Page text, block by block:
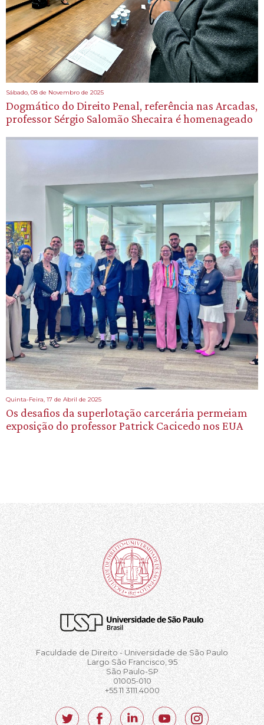
Sábado, 08 de Novembro de 2025
Dogmático do Direito Penal, referência nas Arcadas,
professor Sérgio Salomão Shecaira é homenageado
Quinta-Feira, 17 de Abril de 2025
Os desafios da superlotação carcerária permeiam
exposição do professor Patrick Cacicedo nos EUA
Faculdade de Direito - Universidade de São Paulo
Largo São Francisco, 95
São Paulo-SP
01005-010
+55 11 3111.4000